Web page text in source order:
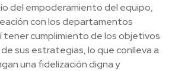
del empoderamiento del equipo,
con los departamentos
tener cumplimiento de los objetivos
sus estrategias, lo que conlleva a
una fidelización digna y